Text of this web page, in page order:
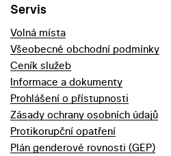
Servis
Volná místa
Všeobecné obchodní podmínky
Ceník služeb
Informace a dokumenty
Prohlášení o přístupnosti
Zásady ochrany osobních údajů
Protikorupční opatření
Plán genderové rovnosti (GEP)